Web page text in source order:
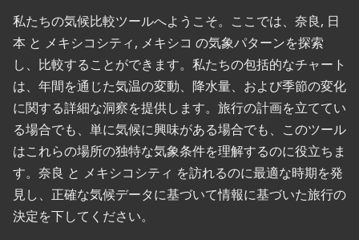
私たちの気候比較ツールへようこそ。ここでは、奈良, 日
本 と メキシコシティ, メキシコ の気象パターンを探索
し、比較することができます。私たちの包括的なチャート
は、年間を通じた気温の変動、降水量、および季節の変化
に関する詳細な洞察を提供します。旅行の計画を立ててい
る場合でも、単に気候に興味がある場合でも、このツール
はこれらの場所の独特な気象条件を理解するのに役立ちま
す。奈良 と メキシコシティ を訪れるのに最適な時期を発
見し、正確な気候データに基づいて情報に基づいた旅行の
決定を下してください。